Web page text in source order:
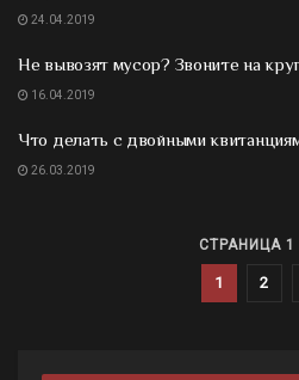
24.04.2019
Не вывозят мусор? Звоните на
16.04.2019
Что делать с двойными
26.03.2019
СТРАНИЦА 1
1 2